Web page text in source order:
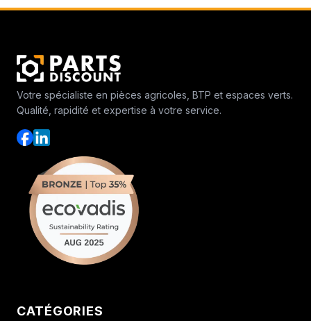
Votre spécialiste en pièces agricoles, BTP et espaces verts.
Qualité, rapidité et expertise à votre service.
CATÉGORIES